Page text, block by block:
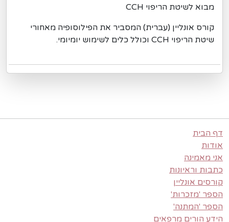
מבוא לשיטת הריפוי CCH
קורס אונליין (עברית) המסביר את הפילוסופיה מאחורי
שיטת הריפוי CCH וכולל כלים לשימוש יומיומי.
דף הבית
אודות
אני מאמינה
כתבות וראיונות
קורסים אונליין
הספר 'מזכרות'
הספר 'המתנה'
הידע הורים מרפאים